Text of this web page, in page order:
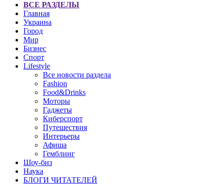
ВСЕ РАЗДЕЛЫ
Главная
Украина
Город
Мир
Бизнес
Спорт
Lifestyle
Все новости раздела
Fashion
Food&Drinks
Моторы
Гаджеты
Киберспорт
Путешествия
Интерьеры
Афиша
Гемблинг
Шоу-биз
Наука
БЛОГИ ЧИТАТЕЛЕЙ